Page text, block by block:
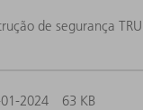
de segurança
2024 63 KB